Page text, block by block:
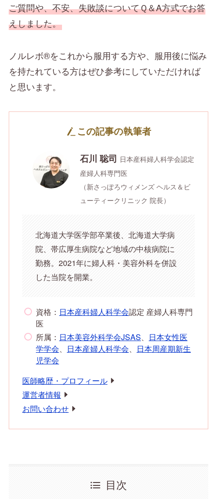
ご質問や、不安、失敗談についてＱ＆A方式でお答
えしました。
ノルレボ®をこれから服用する方や、服用後に悩み
を持たれている方はぜひ参考にしていただければ
と思います。
この記事の執筆者
石川 聡司 日本産科婦人科学会認定
産婦人科専門医
（新さっぽろウィメンズ ヘルス＆ビ
ューティークリニック 院長）
北海道大学医学部卒業後、北海道大学病
院、帯広厚生病院など地域の中核病院に
勤務。2021年に婦人科・美容外科を併設
した当院を開業。
資格： 日本産科婦人科学会認定 産婦人科専門
医
所属： 日本美容外科学会JSAS、 日本女性医
学学会、 日本産婦人科学会、 日本周産期新生
児学会
医師略歴・プロフィール
運営者情報
お問い合わせ
目次